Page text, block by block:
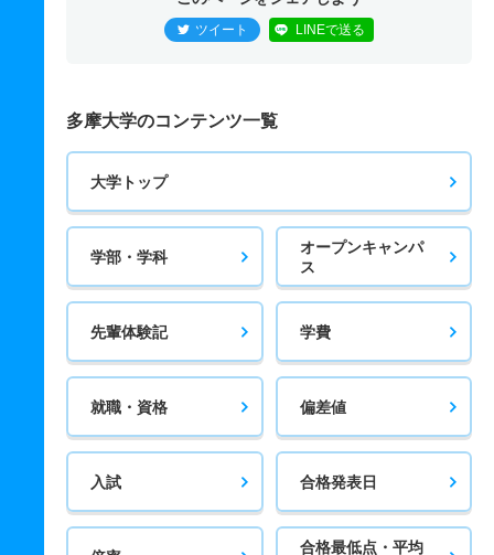
ツイート LINEで送る
多摩大学のコンテンツ一覧
大学トップ
学部・学科
オープンキャンパ
ス
先輩体験記 学費
就職・資格 偏差値
入試 合格発表日
合格最低点・平均